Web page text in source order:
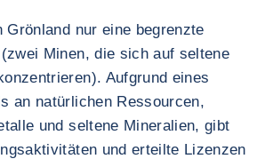
Grönland nur eine begrenzte
Minen, die sich auf seltene
Aufgrund eines
an natürlichen Ressourcen,
und seltene Mineralien, gibt
und erteilte Lizenzen